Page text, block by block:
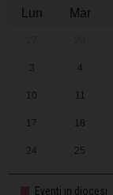
Lun
Mar
3 4
10 11
17 18
24 25
Eventi in diocesi